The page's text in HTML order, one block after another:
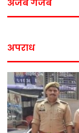
अजब गजब
अपराध